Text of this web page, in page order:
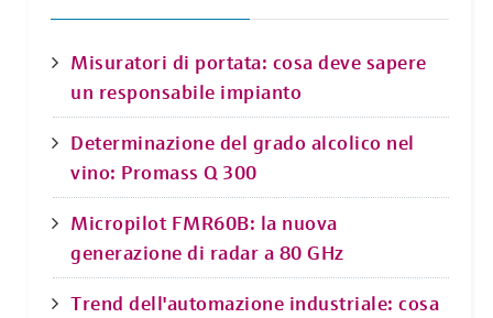
Misuratori di portata: cosa deve sapere
un responsabile impianto
Determinazione del grado alcolico nel
vino: Promass Q 300
Micropilot FMR60B: la nuova
generazione di radar a 80 GHz
Trend dell'automazione industriale: cosa